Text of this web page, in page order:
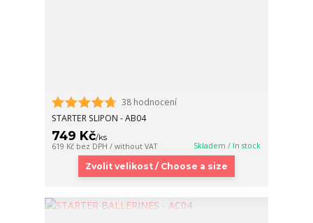
38 hodnocení
STARTER SLIPON - AB04
749 Kč/ks
619 Kč bez DPH / without VAT Skladem / In stock
Zvolit velikost / Choose a size